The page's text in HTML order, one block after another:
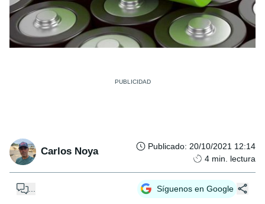
Carlos Noya Publicado: 20/10/2021 12:14
4 min. lectura
Síguenos en Google